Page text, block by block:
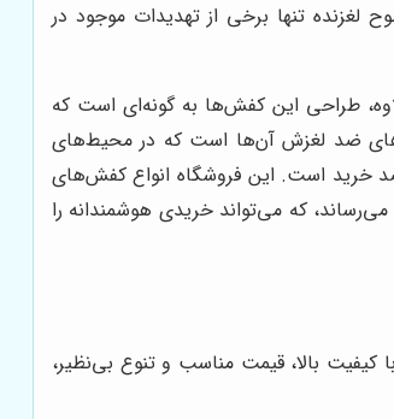
تنها برخی از تهدیدات موجود در
طراحی این کفش‌ها به گونه‌ای است که
ضد لغزش آن‌ها است که در محیط‌های
خرید است. این فروشگاه انواع کفش‌های
که می‌تواند خریدی هوشمندانه را
کیفیت بالا، قیمت مناسب و تنوع بی‌نظیر،